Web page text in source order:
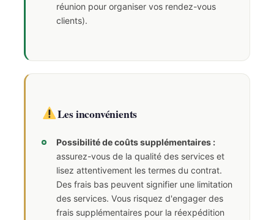
réunion pour organiser vos rendez-vous
clients).
Les inconvénients
Possibilité de coûts supplémentaires :
assurez-vous de la qualité des services et
lisez attentivement les termes du contrat.
Des frais bas peuvent signifier une limitation
des services. Vous risquez d'engager des
frais supplémentaires pour la réexpédition